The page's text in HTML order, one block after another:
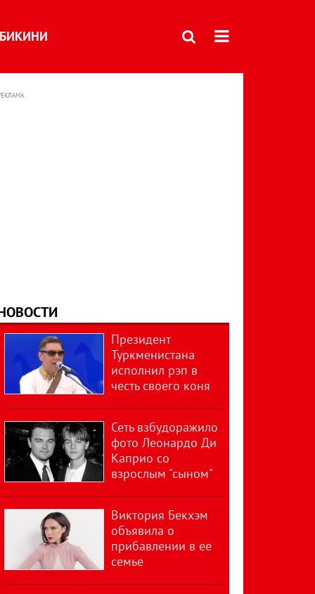
БИКИНИ
Президент
Туркменистана
исполнил рэп в
честь своего коня
Сеть взбудоражило
фото Леонардо Ди
Каприо со
взрослым "сыном"
Виктория Бекхэм
объявила о
прибавлении в ее
семье